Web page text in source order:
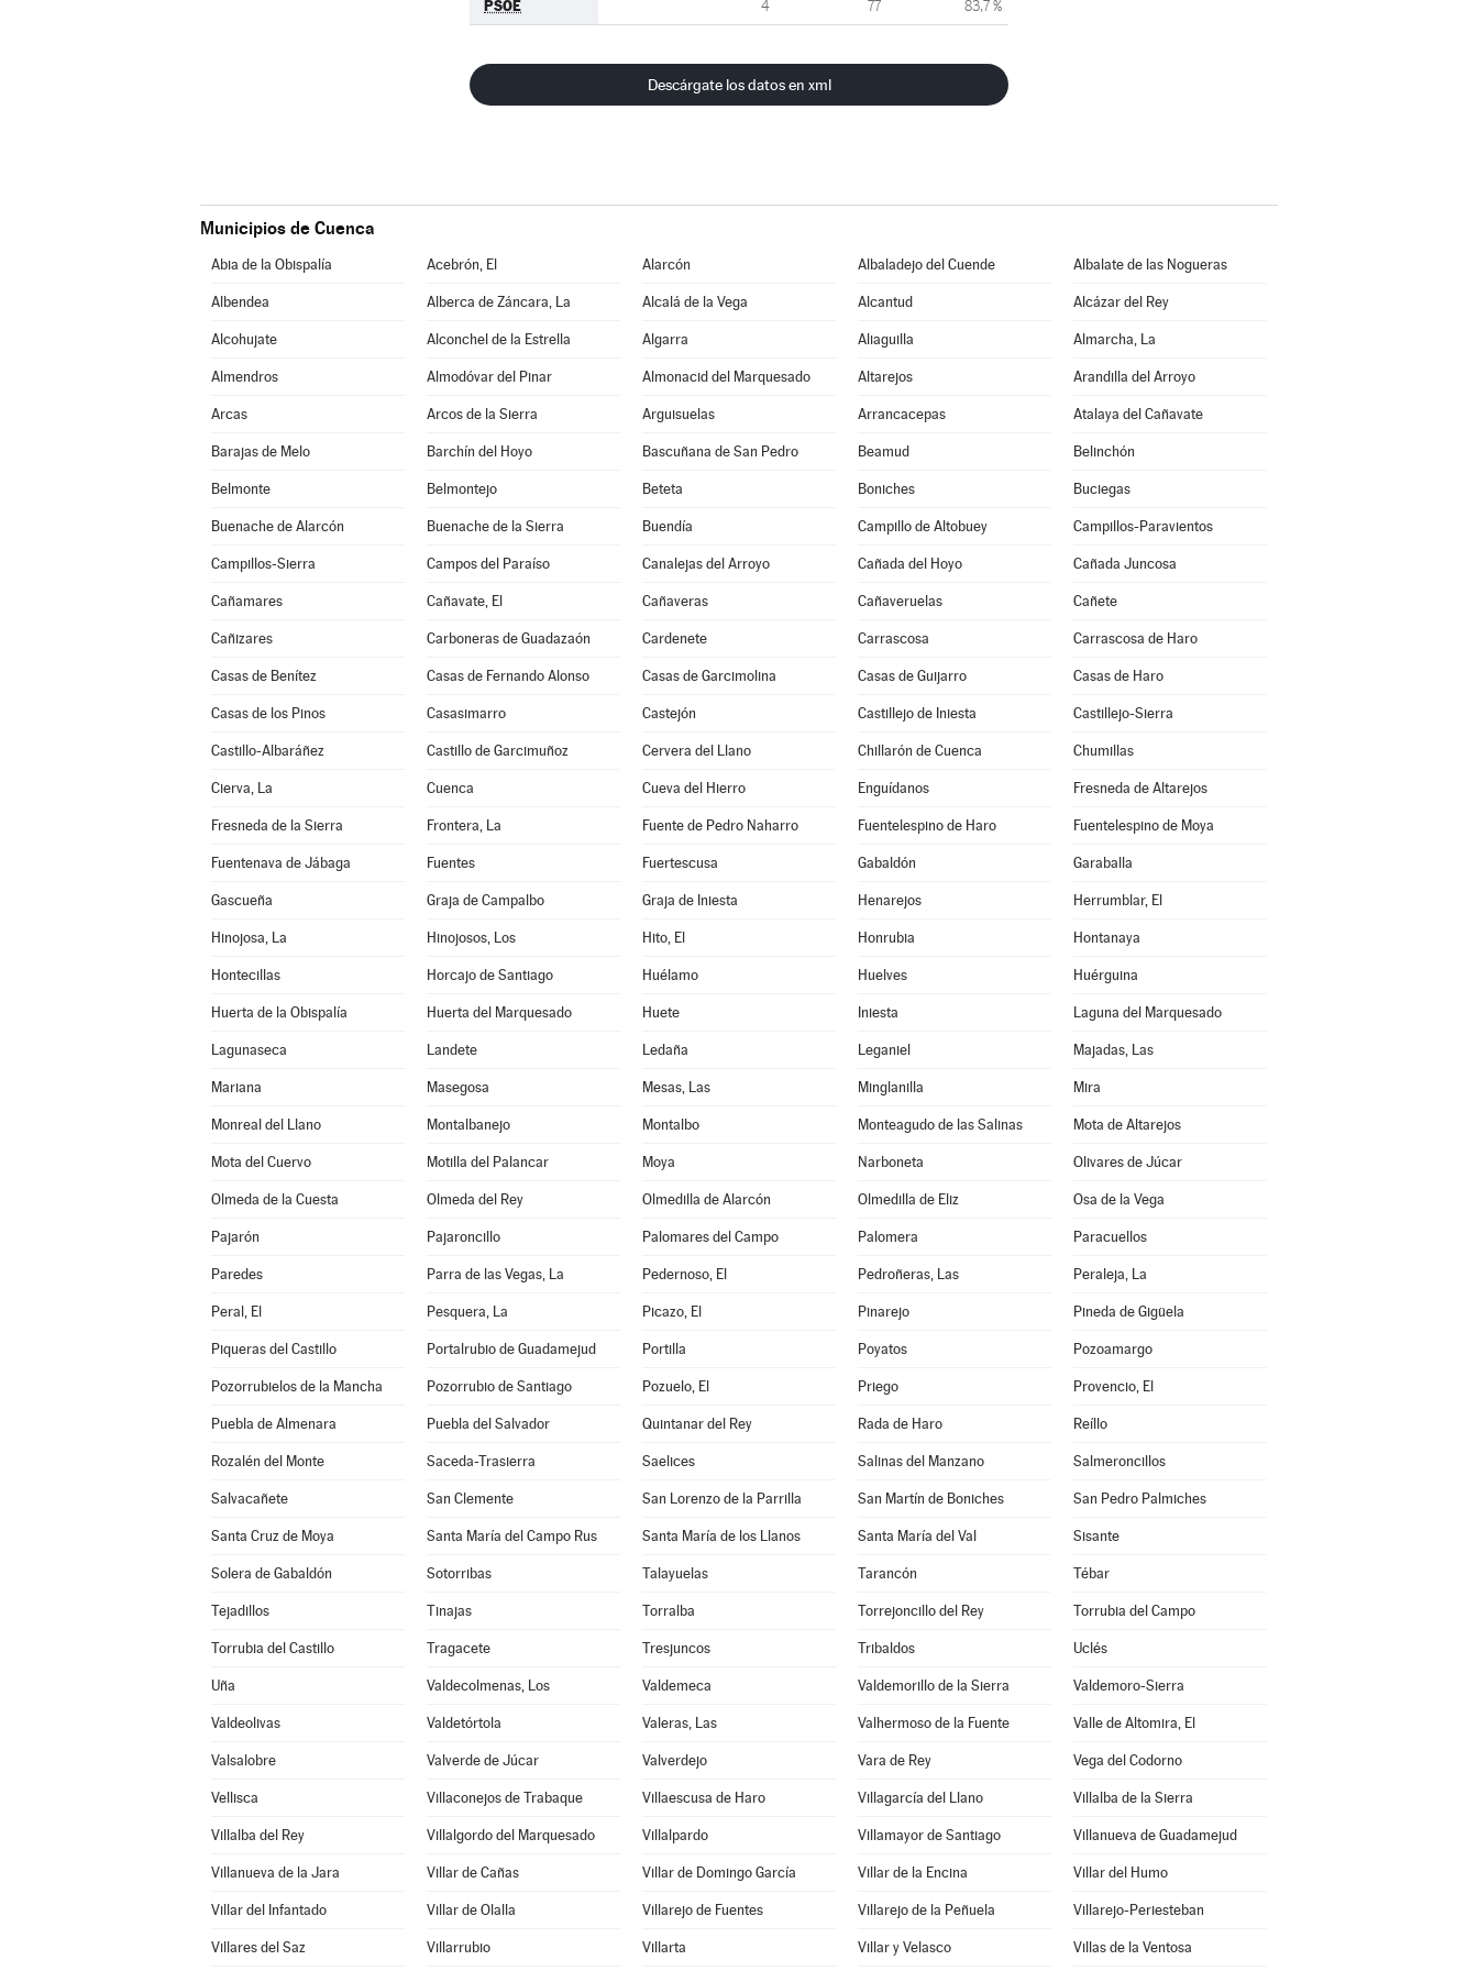
PSOE 4 77 83,7 %
Descárgate los datos en xml
Municipios de Cuenca
Abia de la Obispalía Acebrón, El Alarcón Albaladejo del Cuende Albalate de las Nogueras
Albendea Alberca de Záncara, La Alcalá de la Vega Alcantud Alcázar del Rey
Alcohujate Alconchel de la Estrella Algarra Aliaguilla Almarcha, La
Almendros Almodóvar del Pinar Almonacid del Marquesado Altarejos Arandilla del Arroyo
Arcas Arcos de la Sierra Arguisuelas Arrancacepas Atalaya del Cañavate
Barajas de Melo Barchín del Hoyo Bascuñana de San Pedro Beamud Belinchón
Belmonte Belmontejo Beteta Boniches Buciegas
Buenache de Alarcón Buenache de la Sierra Buendía Campillo de Altobuey Campillos-Paravientos
Campillos-Sierra Campos del Paraíso Canalejas del Arroyo Cañada del Hoyo Cañada Juncosa
Cañamares Cañavate, El Cañaveras Cañaveruelas Cañete
Cañizares Carboneras de Guadazaón Cardenete Carrascosa Carrascosa de Haro
Casas de Benítez Casas de Fernando Alonso Casas de Garcimolina Casas de Guijarro Casas de Haro
Casas de los Pinos Casasimarro Castejón Castillejo de Iniesta Castillejo-Sierra
Castillo-Albaráñez Castillo de Garcimuñoz Cervera del Llano Chillarón de Cuenca Chumillas
Cierva, La Cuenca Cueva del Hierro Enguídanos Fresneda de Altarejos
Fresneda de la Sierra Frontera, La Fuente de Pedro Naharro Fuentelespino de Haro Fuentelespino de Moya
Fuentenava de Jábaga Fuentes Fuertescusa Gabaldón Garaballa
Gascueña Graja de Campalbo Graja de Iniesta Henarejos Herrumblar, El
Hinojosa, La Hinojosos, Los Hito, El Honrubia Hontanaya
Hontecillas Horcajo de Santiago Huélamo Huelves Huérguina
Huerta de la Obispalía Huerta del Marquesado Huete Iniesta Laguna del Marquesado
Lagunaseca Landete Ledaña Leganiel Majadas, Las
Mariana Masegosa Mesas, Las Minglanilla Mira
Monreal del Llano Montalbanejo Montalbo Monteagudo de las Salinas Mota de Altarejos
Mota del Cuervo Motilla del Palancar Moya Narboneta Olivares de Júcar
Olmeda de la Cuesta Olmeda del Rey Olmedilla de Alarcón Olmedilla de Eliz Osa de la Vega
Pajarón Pajaroncillo Palomares del Campo Palomera Paracuellos
Paredes Parra de las Vegas, La Pedernoso, El Pedroñeras, Las Peraleja, La
Peral, El Pesquera, La Picazo, El Pinarejo Pineda de Gigüela
Piqueras del Castillo Portalrubio de Guadamejud Portilla Poyatos Pozoamargo
Pozorrubielos de la Mancha Pozorrubio de Santiago Pozuelo, El Priego Provencio, El
Puebla de Almenara Puebla del Salvador Quintanar del Rey Rada de Haro Reíllo
Rozalén del Monte Saceda-Trasierra Saelices Salinas del Manzano Salmeroncillos
Salvacañete San Clemente San Lorenzo de la Parrilla San Martín de Boniches San Pedro Palmiches
Santa Cruz de Moya Santa María del Campo Rus Santa María de los Llanos Santa María del Val Sisante
Solera de Gabaldón Sotorribas Talayuelas Tarancón Tébar
Tejadillos Tinajas Torralba Torrejoncillo del Rey Torrubia del Campo
Torrubia del Castillo Tragacete Tresjuncos Tribaldos Uclés
Uña Valdecolmenas, Los Valdemeca Valdemorillo de la Sierra Valdemoro-Sierra
Valdeolivas Valdetórtola Valeras, Las Valhermoso de la Fuente Valle de Altomira, El
Valsalobre Valverde de Júcar Valverdejo Vara de Rey Vega del Codorno
Vellisca Villaconejos de Trabaque Villaescusa de Haro Villagarcía del Llano Villalba de la Sierra
Villalba del Rey Villalgordo del Marquesado Villalpardo Villamayor de Santiago Villanueva de Guadamejud
Villanueva de la Jara Villar de Cañas Villar de Domingo García Villar de la Encina Villar del Humo
Villar del Infantado Villar de Olalla Villarejo de Fuentes Villarejo de la Peñuela Villarejo-Periesteban
Villares del Saz Villarrubio Villarta Villar y Velasco Villas de la Ventosa